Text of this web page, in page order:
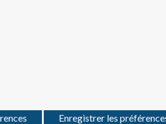
Enregistrer les